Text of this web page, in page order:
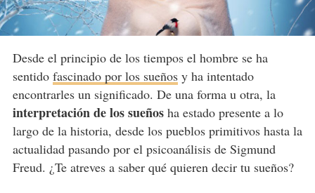
Desde el principio de los tiempos el hombre se ha
sentido fascinado por los sueñosy ha intentado
encontrarles un significado. De una forma u otra, la
interpretación de los sueñosha estado presente a lo
largo de la historia, desde los pueblos primitivos hasta la
actualidad pasando por el psicoanálisis de Sigmund
Freud. ¿Te atreves a saber qué quieren decir tu sueños?